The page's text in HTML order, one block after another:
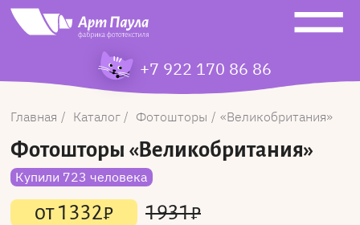
+7 922 170 86 86
Главная Каталог Фотошторы Великобритания
Фотошторы «Великобритания»
Купили 723 человека
от1332₽ 1931₽